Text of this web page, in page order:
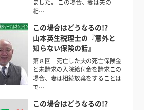
ました。 この場合、妻は夫の
相…
この場合はどうなるの!?
山本英生税理士の『意外と
知らない保険の話』
第８回 死亡した夫の死亡保険金
と未請求の入院給付金を請求この
場合、妻は相続放棄をすることは
で…
この場合はどうなるの!?